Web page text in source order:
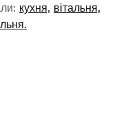
кухня, вітальня,